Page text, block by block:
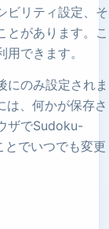
ビリティ設定、そ
とがあります。こ
できます。
にのみ設定されま
は、何かが保存さ
ザでSudoku-
でいつでも変更